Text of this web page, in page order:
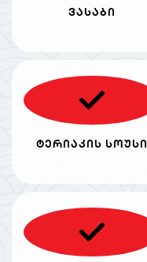
ვასაბი
ტერიაკის სოუსი